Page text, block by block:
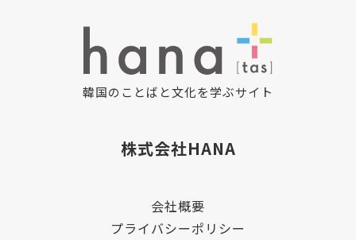
韓国のことばと文化を学ぶサイト
株式会社HANA
会社概要
プライバシーポリシー